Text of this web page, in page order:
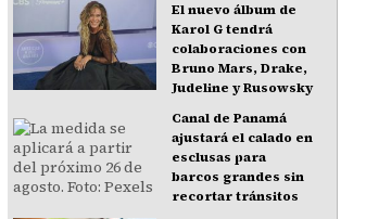
El nuevo álbum de
Karol G tendrá
colaboraciones con
Bruno Mars, Drake,
Judeline y Rusowsky
Canal de Panamá
ajustará el calado en
esclusas para
barcos grandes sin
recortar tránsitos